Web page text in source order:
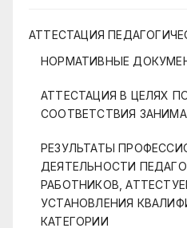
АТТЕСТАЦИЯ
НОРМАТИВНЫЕ
АТТЕСТАЦИЯ В ЦЕЛЯХ
СООТВЕТСТВИЯ
РЕЗУЛЬТАТЫ
ДЕЯТЕЛЬНОСТИ
РАБОТНИКОВ,
УСТАНОВЛЕНИЯ
КАТЕГОРИИ